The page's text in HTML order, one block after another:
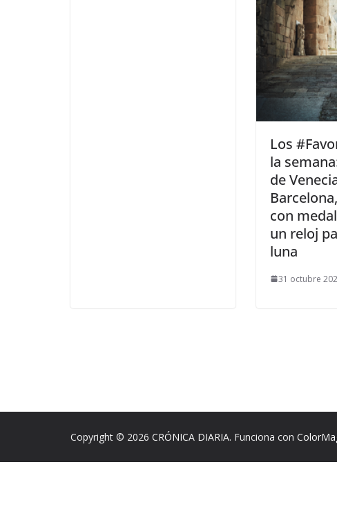
​Los
la
de
con
un reloj
luna
31 octubre
Copyright © 2026 CRÓNICA DIARIA. Funciona con